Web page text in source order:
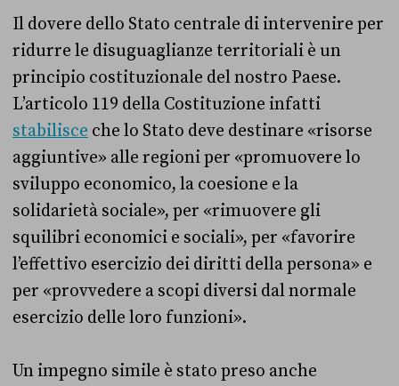
Il dovere dello Stato centrale di intervenire per
ridurre le disuguaglianze territoriali è un
principio costituzionale del nostro Paese.
L’articolo 119 della Costituzione infatti
stabilisce che lo Stato deve destinare «risorse
aggiuntive» alle regioni per «promuovere lo
sviluppo economico, la coesione e la
solidarietà sociale», per «rimuovere gli
squilibri economici e sociali», per «favorire
l’effettivo esercizio dei diritti della persona» e
per «provvedere a scopi diversi dal normale
esercizio delle loro funzioni».
Un impegno simile è stato preso anche